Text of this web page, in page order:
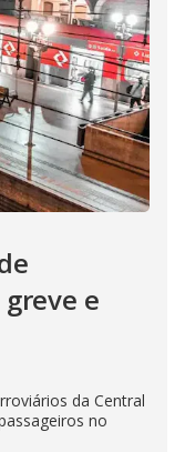
e
da Central
no